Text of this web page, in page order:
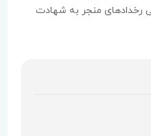
رخدادهای منجر به شهادت